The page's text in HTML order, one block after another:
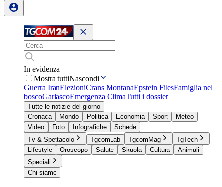
In evidenza
Mostra tuttiNascondi
Guerra IranElezioniCrans MontanaEpstein FilesFamiglia nel
boscoGarlascoEmergenza ClimaTutti i dossier
Tutte le notizie del giorno
Cronaca
Mondo Politica Economia Sport
Meteo
Video
Foto Infografiche
Schede
Tv & Spettacolo
TgcomLab TgcomMag
TgTech
Lifestyle
Oroscopo Salute Skuola Cultura
Animali
Speciali
Chi siamo